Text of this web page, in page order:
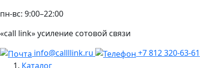
пн-вс: 9:00–22:00
«call link» усиление сотовой связи
info@callllink.ru
+7 812 320-63-61
Каталог